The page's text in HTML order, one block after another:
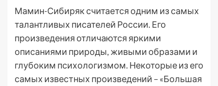
Мамин-Сибиряк считается одним из самых
талантливых писателей России. Его
произведения отличаются яркими
описаниями природы, живыми образами и
глубоким психологизмом. Некоторые из его
самых известных произведений – «Большая